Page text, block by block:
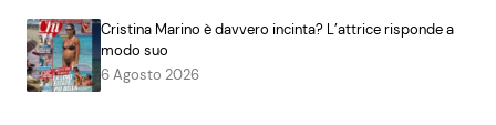
Cristina Marino è davvero incinta? L’attrice risponde a
modo suo
6 Agosto 2026